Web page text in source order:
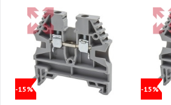
-15% -15%